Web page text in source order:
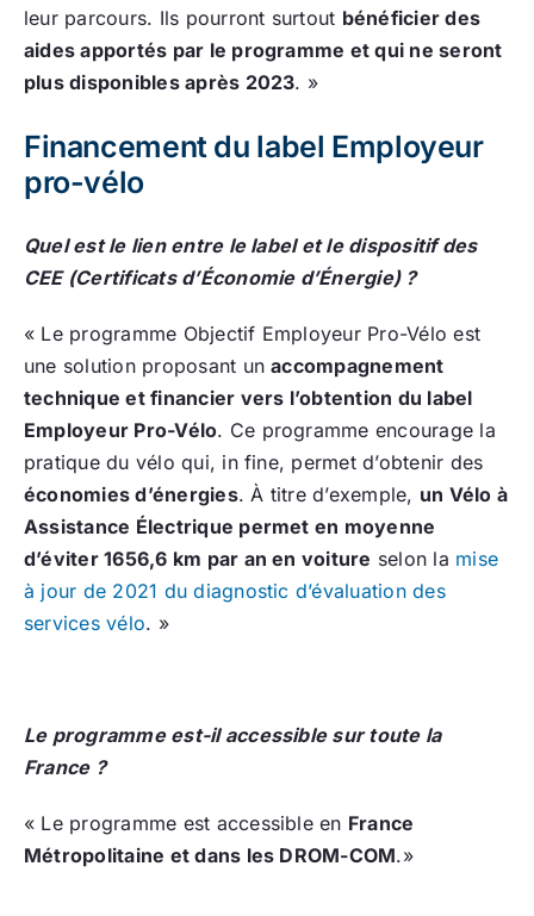
leur parcours. Ils pourront surtout bénéficier des
aides apportés par le programme et qui ne seront
plus disponibles après 2023. »
Financement du label Employeur
pro-vélo
Quel est le lien entre le label et le dispositif des
CEE (Certificats d’Économie d’Énergie) ?
« Le programme Objectif Employeur Pro-Vélo est
une solution proposant unaccompagnement
technique et financier vers l’obtention du label
Employeur Pro-Vélo. Ce programme encourage la
pratique du vélo qui, in fine, permet d’obtenir des
économies d’énergies. À titre d’exemple, un Vélo à
Assistance Électrique permet en moyenne
d’éviter 1656,6 km par an en voiture selon la mise
à jour de 2021 du diagnostic d’évaluation des
services vélo. »
Le programme est-il accessible sur toute la
France ?
« Le programme est accessible en France
Métropolitaine et dans les DROM-COM.»